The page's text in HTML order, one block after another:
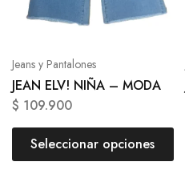
Jeans y Pantalones
JEAN ELV! NIÑA – MODA
$ 109.900
Seleccionar opciones